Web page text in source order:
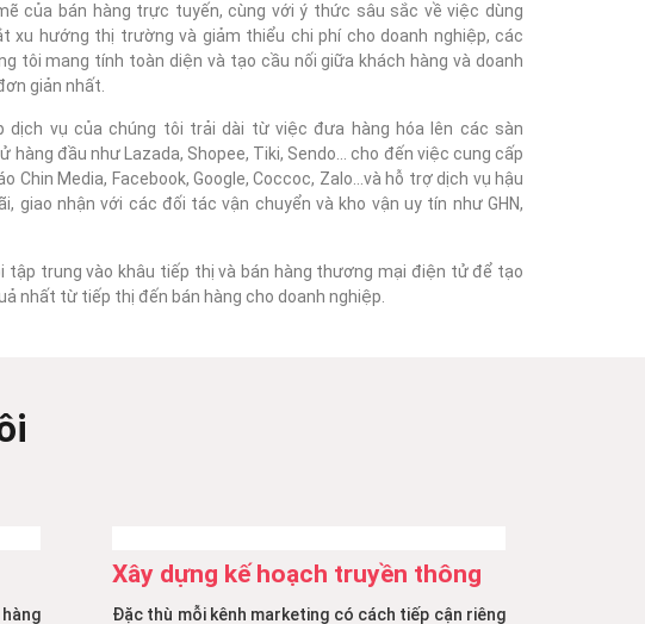
của bán hàng trực tuyến, cùng với ý thức sâu sắc về việc dùng
xu hướng thị trường và giảm thiểu chi phí cho doanh nghiệp, các
tôi mang tính toàn diện và tạo cầu nối giữa khách hàng và doanh
giản nhất.
dịch vụ của chúng tôi trải dài từ việc đưa hàng hóa lên các sàn
hàng đầu như Lazada, Shopee, Tiki, Sendo... cho đến việc cung cấp
Chin Media, Facebook, Google, Coccoc, Zalo...và hỗ trợ dịch vụ hậu
giao nhận với các đối tác vận chuyển và kho vận uy tín như GHN,
tập trung vào khâu tiếp thị và bán hàng thương mại điện tử để tạo
nhất từ tiếp thị đến bán hàng cho doanh nghiệp.
Xây dựng kế hoạch truyền thông
Đặc thù mỗi kênh marketing có cách tiếp cận riêng